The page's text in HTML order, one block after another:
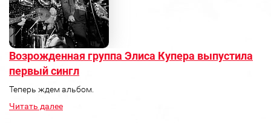
Возрожденная группа Элиса Купера выпустила
первый сингл
Теперь ждем альбом.
Читать далее